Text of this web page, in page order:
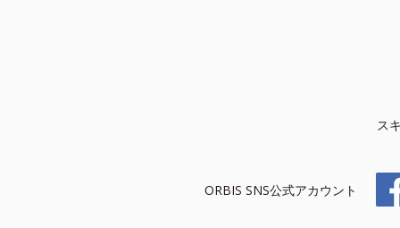
ス
ORBIS SNS公式アカウント